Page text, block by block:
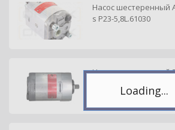
Насос шестеренный
s P23-5,8L.61030
Насос шестеренный
5,8L-A03D01-
Telegram
Подпишитесь на канал,
чтобы следить за новостями.
Спасибо, я уже с вами!